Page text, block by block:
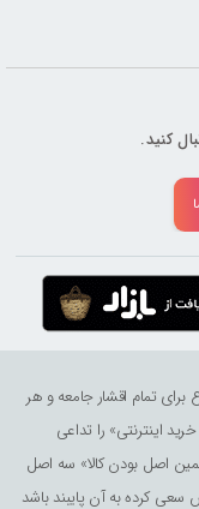
کنید.
برای تمام اقشار جامعه و هر
اینترنتی» را تداعی
اصل بودن کالا» سه اصل
سعی کرده به آن پایبند باشد